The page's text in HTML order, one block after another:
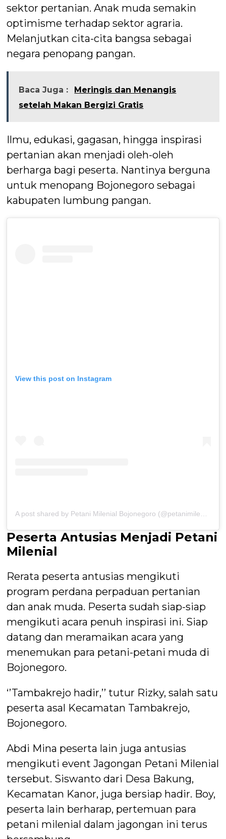
sektor pertanian. Anak muda semakin
optimisme terhadap sektor agraria.
Melanjutkan cita-cita bangsa sebagai
negara penopang pangan.
Baca Juga :
Meringis dan Menangis
setelah Makan Bergizi Gratis
Ilmu, edukasi, gagasan, hingga inspirasi
pertanian akan menjadi oleh-oleh
berharga bagi peserta. Nantinya berguna
untuk menopang Bojonegoro sebagai
kabupaten lumbung pangan.
View this post on Instagram
Peserta Antusias Menjadi Petani
Milenial
Rerata peserta antusias mengikuti
program perdana perpaduan pertanian
dan anak muda. Peserta sudah siap-siap
mengikuti acara penuh inspirasi ini. Siap
datang dan meramaikan acara yang
menemukan para petani-petani muda di
Bojonegoro.
‘’Tambakrejo hadir,’’ tutur Rizky, salah satu
peserta asal Kecamatan Tambakrejo,
Bojonegoro.
Abdi Mina peserta lain juga antusias
mengikuti event Jagongan Petani Milenial
tersebut. Siswanto dari Desa Bakung,
Kecamatan Kanor, juga bersiap hadir. Boy,
peserta lain berharap, pertemuan para
petani milenial dalam jagongan ini terus